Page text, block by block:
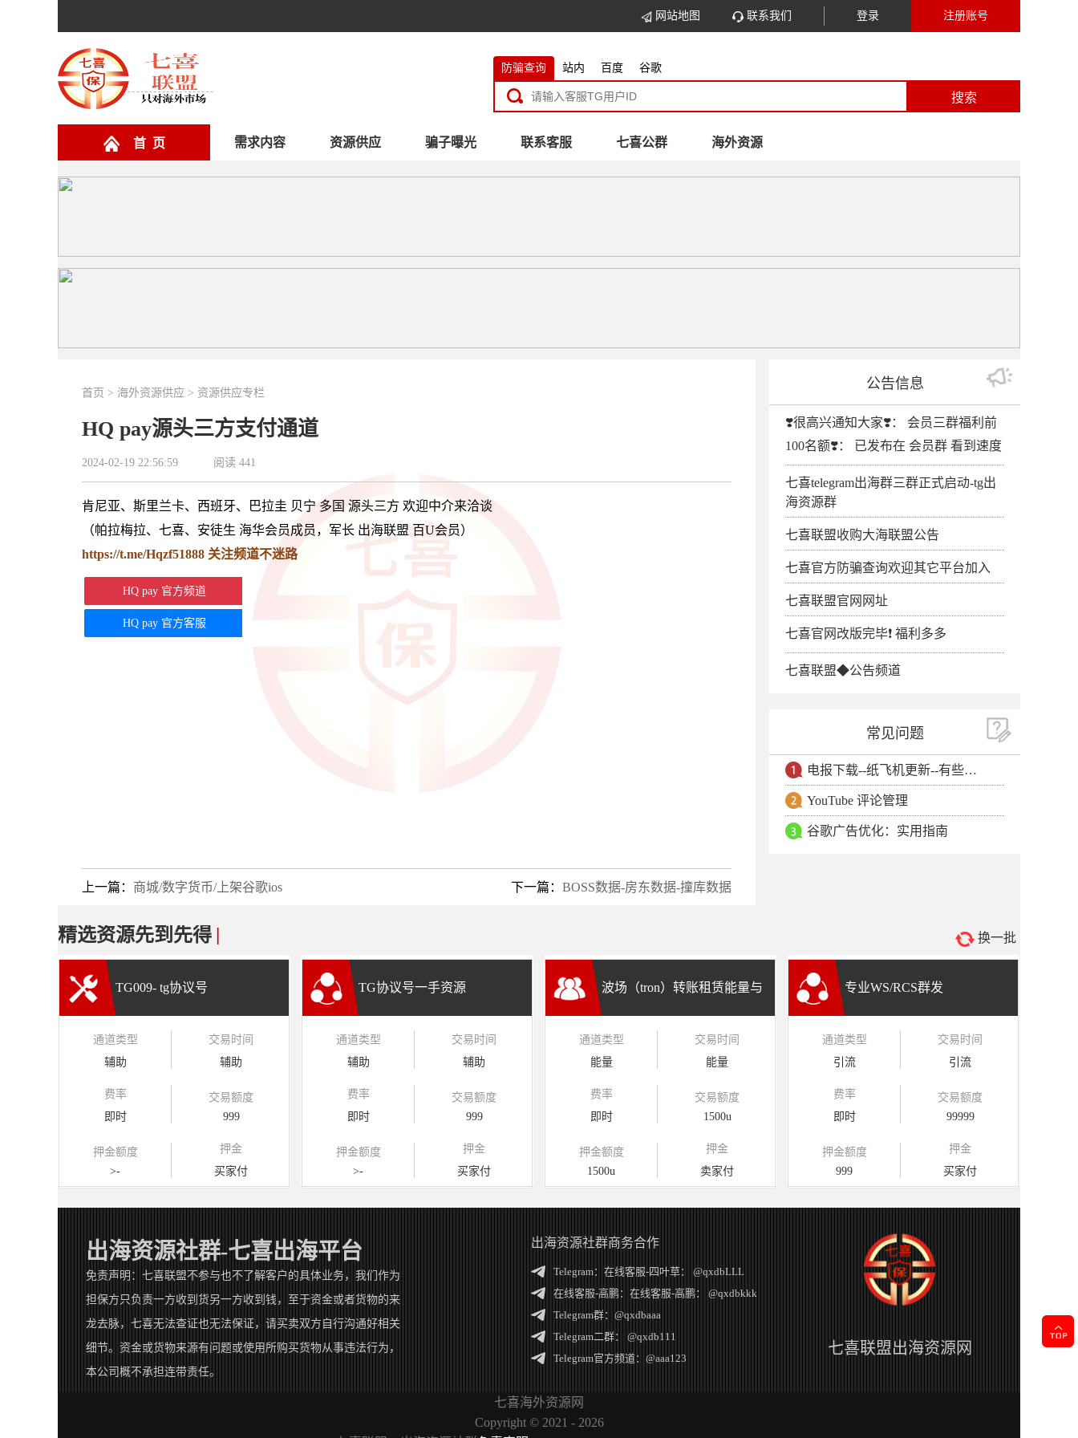
注册账号
登录
联系我们
网站地图
防骗查询 站内 百度 谷歌
搜索
首 页 需求内容 资源供应 骗子曝光 联系客服 七喜公群 海外资源
首页 > 海外资源供应 > 资源供应专栏
HQ pay源头三方支付通道
2024-02-19 22:56:59 阅读 441
肯尼亚、斯里兰卡、西班牙、巴拉圭 贝宁 多国 源头三方 欢迎中介来洽谈
（帕拉梅拉、七喜、安徒生 海华会员成员，军长 出海联盟 百U会员）
https://t.me/Hqzf51888 关注频道不迷路
HQ pay 官方频道
HQ pay 官方客服
上一篇： 商城/数字货币/上架谷歌ios 下一篇： BOSS数据-房东数据-撞库数据
公告信息
❣️很高兴通知大家❣️： 会员三群福利前
100名额❣️： 已发布在 会员群 看到速度
七喜telegram出海群三群正式启动-tg出
海资源群
七喜联盟收购大海联盟公告
七喜官方防骗查询欢迎其它平台加入
七喜联盟官网网址
七喜官网改版完毕❗️ 福利多多
七喜联盟◆公告频道
常见问题
电报下载--纸飞机更新--有些用户安卓手机无法更新电报软件
YouTube 评论管理
谷歌广告优化：实用指南
精选资源先到先得 | 换一批
TG009- tg协议号
通道类型
辅助
交易时间
辅助
费率
即时
交易额度
999
押金额度
>-
押金
买家付
TG协议号一手资源
通道类型
辅助
交易时间
辅助
费率
即时
交易额度
999
押金额度
>-
押金
买家付
波场（tron）转账租赁能量与
通道类型
能量
交易时间
能量
费率
即时
交易额度
1500u
押金额度
1500u
押金
卖家付
专业WS/RCS群发
通道类型
引流
交易时间
引流
费率
即时
交易额度
99999
押金额度
999
押金
买家付
出海资源社群-七喜出海平台
免责声明：七喜联盟不参与也不了解客户的具体业务，我们作为
担保方只负责一方收到货另一方收到钱，至于资金或者货物的来
龙去脉，七喜无法查证也无法保证，请买卖双方自行沟通好相关
细节。资金或货物来源有问题或使用所购买货物从事违法行为，
本公司概不承担连带责任。
出海资源社群商务合作
Telegram： 在线客服-四叶草： @qxdbLLL
在线客服-高鹏： 在线客服-高鹏： @qxdbkkk
Telegram群： @qxdbaaa
Telegram二群： @qxdb111
Telegram官方频道： @aaa123
七喜联盟出海资源网
七喜海外资源网
Copyright © 2021 - 2026